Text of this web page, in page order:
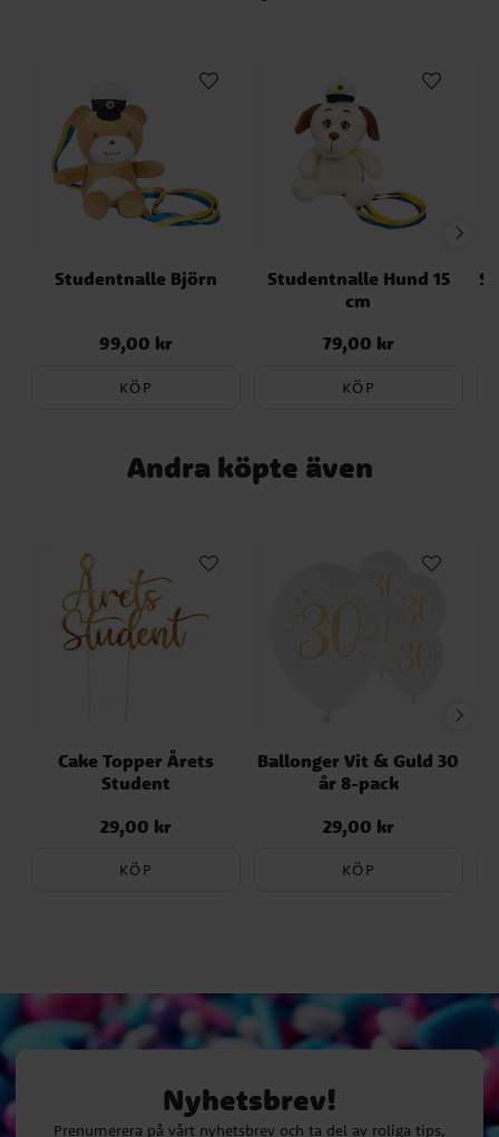
detalj som sprider glädje mitt i det festliga
Studentnalle Björn
Pris:99,00 kr
99,00 kr
KÖP
Studentnalle Hund 15
cm
Pris:79,00 kr
79,00 kr
KÖP
Andra köpte även
Cake Topper Årets
Student
Pris:29,00 kr
29,00 kr
KÖP
Ballonger Vit & Guld 30
år 8-pack
Pris:29,00 kr
29,00 kr
KÖP
Nyhetsbrev!
Prenumerera på vårt nyhetsbrev och ta del av roliga tips,